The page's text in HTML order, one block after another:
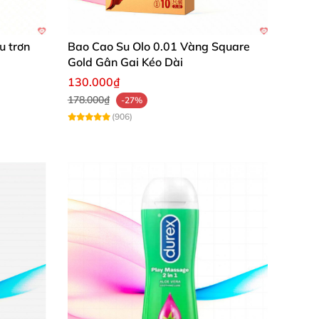
trơn
Bao Cao Su Olo 0.01 Vàng Square
Gold Gân Gai Kéo Dài
130.000₫
178.000₫
-27%
(906)